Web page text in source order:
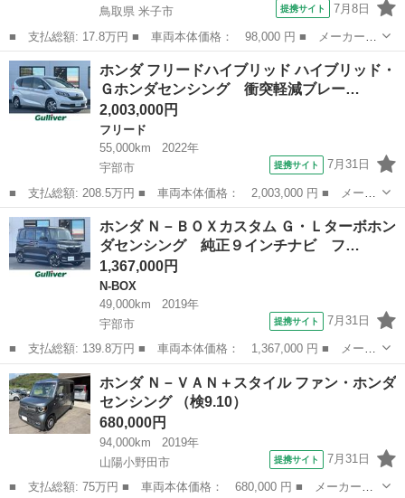
鳥取県 米子市
提携サイト 7月8日
■ 支払総額: 17.8万円 ■ 車両本体価格： 98,000 円 ■ メーカー
名： ホンダ ■ 車種名： ライフ ■ グレード名： Ｃ ＣＤ キ
ーレス 防錆塗装済 外装現状渡し エアバック・ＡＢＳ・エアコ
ン・パワステ・パ...
鳥取 米子市 ライフ
ホンダ フリードハイブリッド ハイブリッド・
Ｇホンダセンシング 衝突軽減ブレー…
2,003,000円
フリード
55,000km
2022年
宇部市
提携サイト 7月31日
■ 支払総額: 208.5万円 ■ 車両本体価格： 2,003,000 円 ■ メーカ
ー名： ホンダ ■ 車種名： フリードハイブリッド ■ グレード
名： ハイブリッド・Ｇホンダセンシング 衝突軽減ブレーキ 社外
ナビ ＣＤ...
山口 宇部市 フリード
ホンダ Ｎ－ＢＯＸカスタム Ｇ・Ｌターボホン
ダセンシング 純正９インチナビ フ…
1,367,000円
N-BOX
49,000km
2019年
宇部市
提携サイト 7月31日
■ 支払総額: 139.8万円 ■ 車両本体価格： 1,367,000 円 ■ メーカ
ー名： ホンダ ■ 車種名： Ｎ－ＢＯＸカスタム ■ グレード
名： Ｇ・Ｌターボホンダセンシング 純正９インチナビ フルセグ
テレビ Ｂｌ...
山口 宇部市 N-BOX
ホンダ Ｎ－ＶＡＮ＋スタイル ファン・ホンダ
センシング （検9.10）
680,000円
94,000km
2019年
山陽小野田市
提携サイト 7月31日
■ 支払総額: 75万円 ■ 車両本体価格： 680,000 円 ■ メーカー